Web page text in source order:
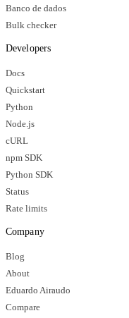
Banco de dados
Bulk checker
Developers
Docs
Quickstart
Python
Node.js
cURL
npm SDK
Python SDK
Status
Rate limits
Company
Blog
About
Eduardo Airaudo
Compare